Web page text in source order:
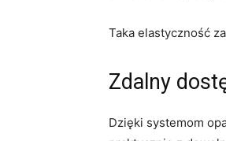
Taka elastyczność
Zdalny
Dzięki systemom